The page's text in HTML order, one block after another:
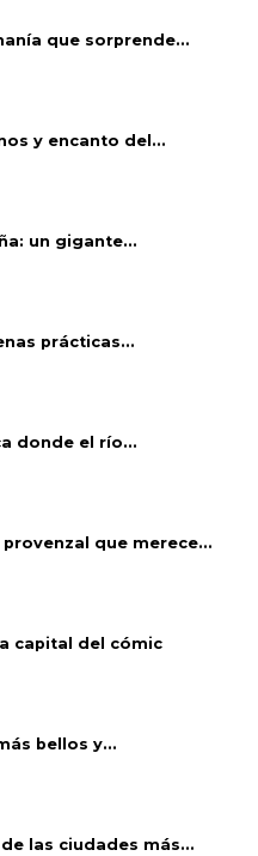
que sorprende...
y encanto del...
un gigante...
prácticas...
donde el río...
que merece...
capital del cómic
bellos y...
las ciudades más...